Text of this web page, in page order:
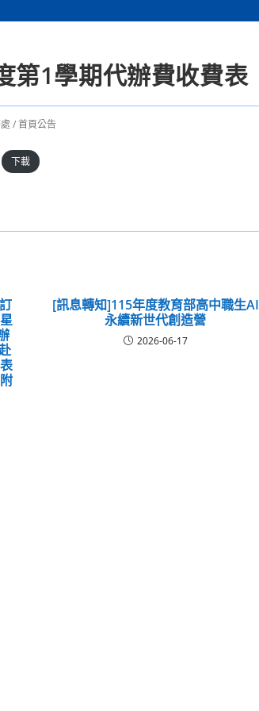
第1學期代辦費收費表
/首頁公告
下載
[訊息轉知]115年度教育部高中職生AI
永續新世代創造營
2026-06-17